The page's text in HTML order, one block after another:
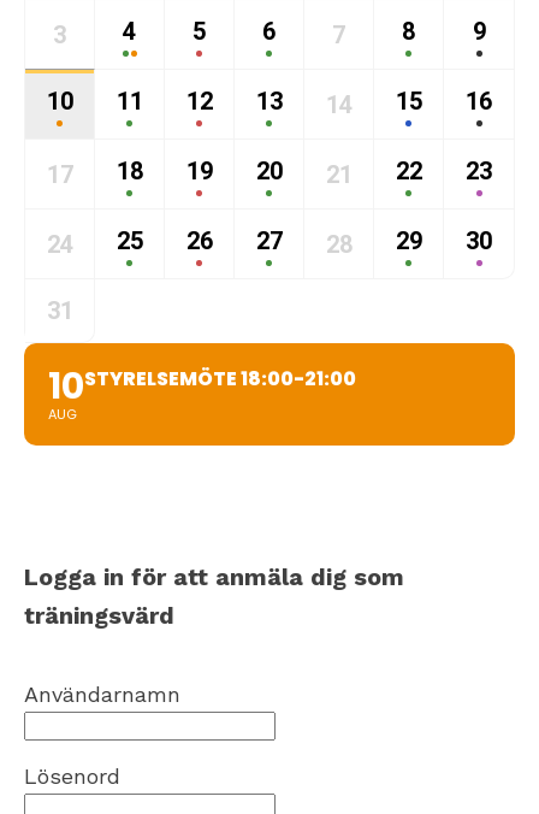
3 4 5 6 7 8 9
10 11 12 13 14 15 16
17 18 19 20 21 22 23
24 25 26 27 28 29 30
31
10
AUG
STYRELSEMÖTE 18:00-21:00
Logga in för att anmäla dig som
träningsvärd
Användarnamn
Lösenord